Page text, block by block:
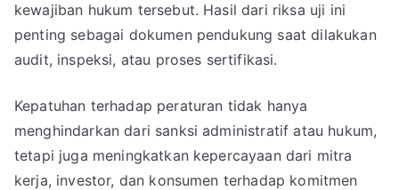
kewajiban hukum tersebut. Hasil dari riksa uji ini
penting sebagai dokumen pendukung saat dilakukan
audit, inspeksi, atau proses sertifikasi.
Kepatuhan terhadap peraturan tidak hanya
menghindarkan dari sanksi administratif atau hukum,
tetapi juga meningkatkan kepercayaan dari mitra
kerja, investor, dan konsumen terhadap komitmen